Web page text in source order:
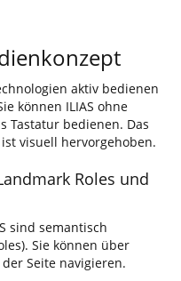
aktiv bedienen
können ILIAS ohne
Tastatur bedienen. Das
visuell hervorgehoben.
Roles und
sind semantisch
Sie können über
Seite navigieren.